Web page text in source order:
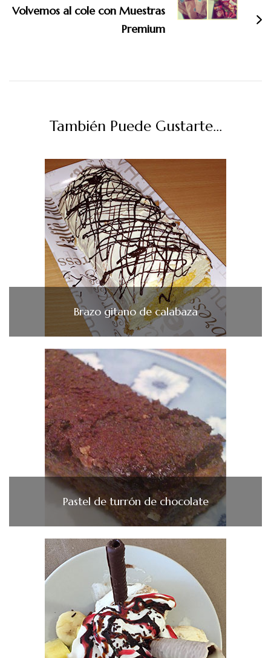
Volvemos al cole con Muestras
Premium
También Puede Gustarte...
Brazo gitano de calabaza
Pastel de turrón de chocolate